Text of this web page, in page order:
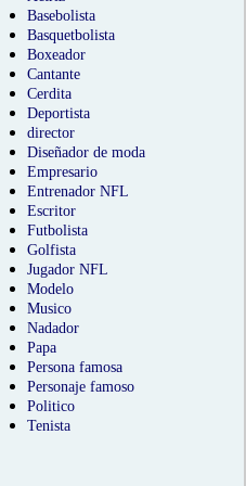
Basebolista
Basquetbolista
Boxeador
Cantante
Cerdita
Deportista
director
Diseñador de moda
Empresario
Entrenador NFL
Escritor
Futbolista
Golfista
Jugador NFL
Modelo
Musico
Nadador
Papa
Persona famosa
Personaje famoso
Politico
Tenista